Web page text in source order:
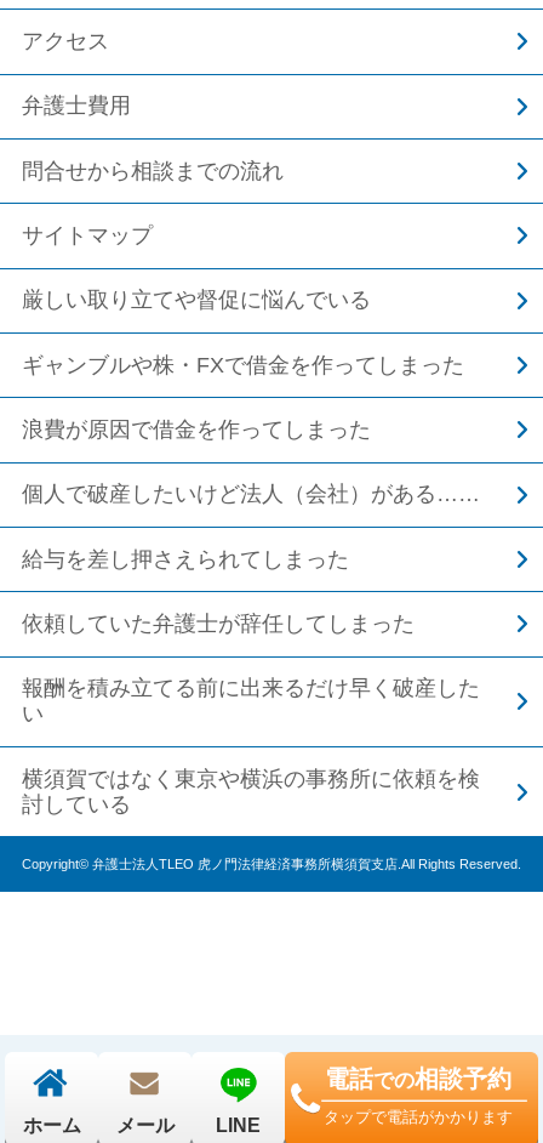
アクセス
弁護士費用
問合せから相談までの流れ
サイトマップ
厳しい取り立てや督促に悩んでいる
ギャンブルや株・FXで借金を作ってしまった
浪費が原因で借金を作ってしまった
個人で破産したいけど法人（会社）がある……
給与を差し押さえられてしまった
依頼していた弁護士が辞任してしまった
報酬を積み立てる前に出来るだけ早く破産した
い
横須賀ではなく東京や横浜の事務所に依頼を検
討している
ホーム メール LINE
電話での相談予約
タップで電話がかかります
Copyright© 弁護士法人TLEO 虎ノ門法律経済事務所横須賀支店.All Rights Reserved.